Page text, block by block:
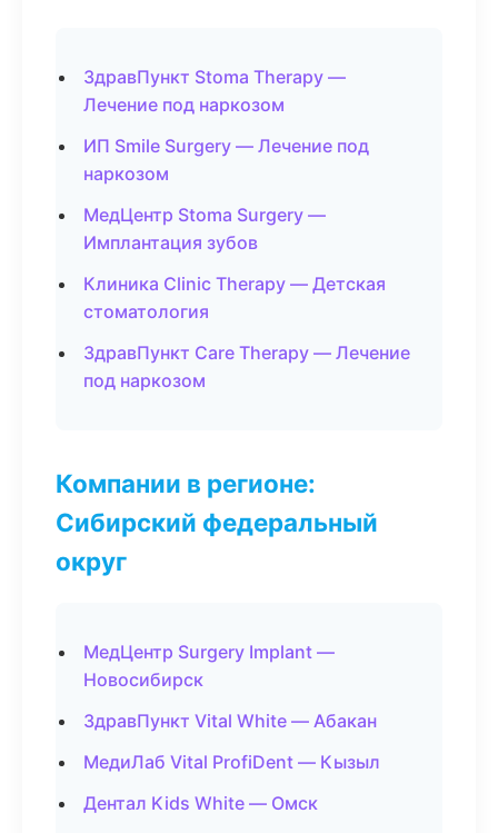
ЗдравПункт Stoma Therapy —
Лечение под наркозом
ИП Smile Surgery — Лечение под
наркозом
МедЦентр Stoma Surgery —
Имплантация зубов
Клиника Clinic Therapy — Детская
стоматология
ЗдравПункт Care Therapy — Лечение
под наркозом
Компании в регионе:
Сибирский федеральный
округ
МедЦентр Surgery Implant —
Новосибирск
ЗдравПункт Vital White — Абакан
МедиЛаб Vital ProfiDent — Кызыл
Дентал Kids White — Омск